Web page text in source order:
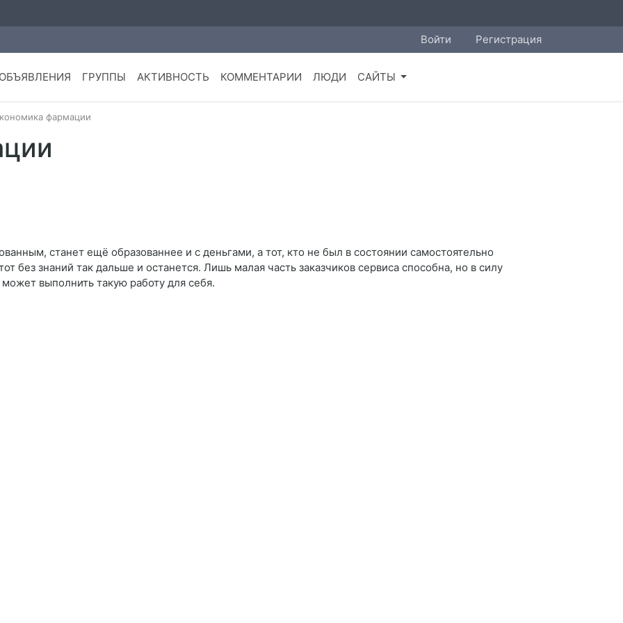
Войти Регистрация
ОБЪЯВЛЕНИЯ ГРУППЫ АКТИВНОСТЬ КОММЕНТАРИИ ЛЮДИ САЙТЫ
фармации
станет ещё образованнее и с деньгами, а тот, кто не был в состоянии самостоятельно
без знаний так дальше и останется. Лишь малая часть заказчиков сервиса способна, но в силу
выполнить такую работу для себя.